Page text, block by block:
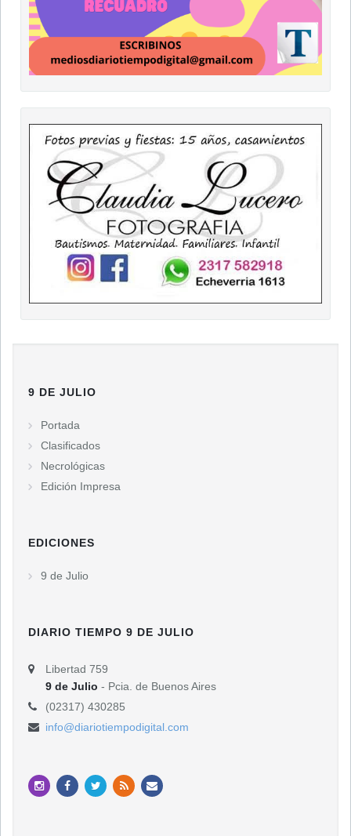
9 DE JULIO
Portada
Clasificados
Necrológicas
Edición Impresa
EDICIONES
9 de Julio
DIARIO TIEMPO 9 DE JULIO
Libertad 759
9 de Julio - Pcia. de Buenos Aires
(02317) 430285
info@diariotiempodigital.com